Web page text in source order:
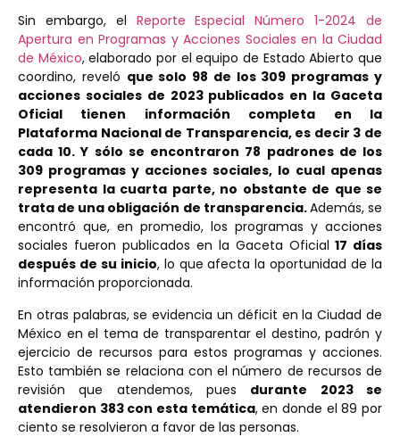
Sin embargo, el Reporte Especial Número 1-2024 de
Apertura en Programas y Acciones Sociales en la Ciudad
de México, elaborado por el equipo de Estado Abierto que
coordino, reveló que solo 98 de los 309 programas y
acciones sociales de 2023 publicados en la Gaceta
Oficial tienen información completa en la
Plataforma Nacional de Transparencia, es decir 3 de
cada 10. Y sólo se encontraron 78 padrones de los
309 programas y acciones sociales, lo cual apenas
representa la cuarta parte, no obstante de que se
trata de una obligación de transparencia.Además, se
encontró que, en promedio, los programas y acciones
sociales fueron publicados en la Gaceta Oficial 17 días
después de su inicio, lo que afecta la oportunidad de la
información proporcionada.
En otras palabras, se evidencia un déficit en la Ciudad de
México en el tema de transparentar el destino, padrón y
ejercicio de recursos para estos programas y acciones.
Esto también se relaciona con el número de recursos de
revisión que atendemos, pues durante 2023 se
atendieron 383 con esta temática, en donde el 89 por
ciento se resolvieron a favor de las personas.